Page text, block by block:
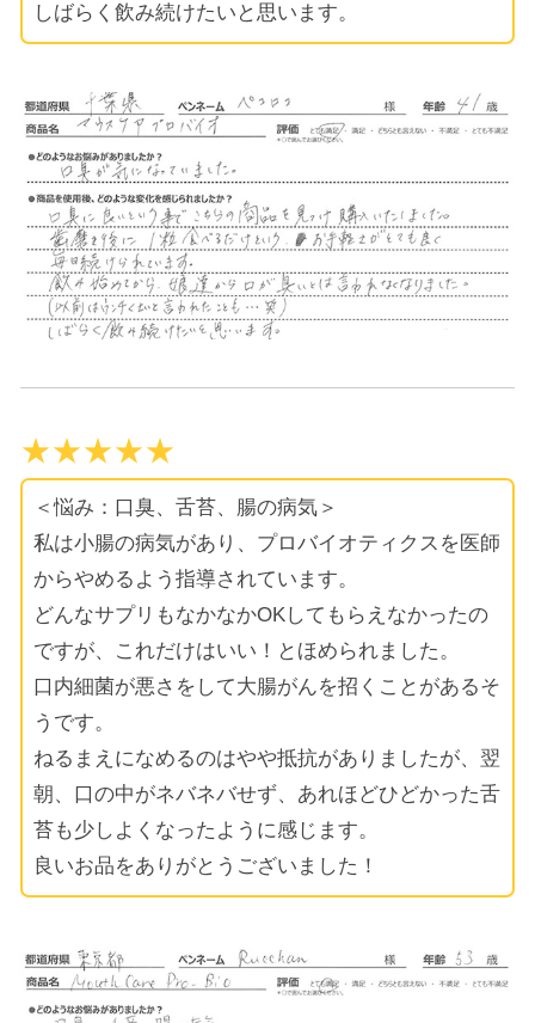
しばらく飲み続けたいと思います。
★★★★★
＜悩み：口臭、舌苔、腸の病気＞
私は小腸の病気があり、プロバイオティクスを医師
からやめるよう指導されています。
どんなサプリもなかなかOKしてもらえなかったの
ですが、これだけはいい！とほめられました。
口内細菌が悪さをして大腸がんを招くことがあるそ
うです。
ねるまえになめるのはやや抵抗がありましたが、翌
朝、口の中がネバネバせず、あれほどひどかった舌
苔も少しよくなったように感じます。
良いお品をありがとうございました！